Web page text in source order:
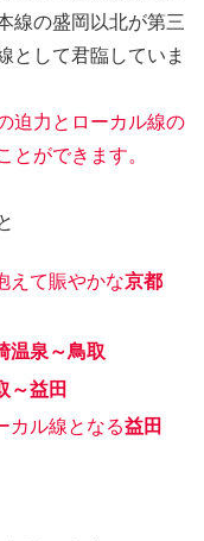
線の盛岡以北が第三
として君臨していま
迫力とローカル線の
とができます。
えて賑やかな京都
温泉～鳥取
～益田
カル線となる益田